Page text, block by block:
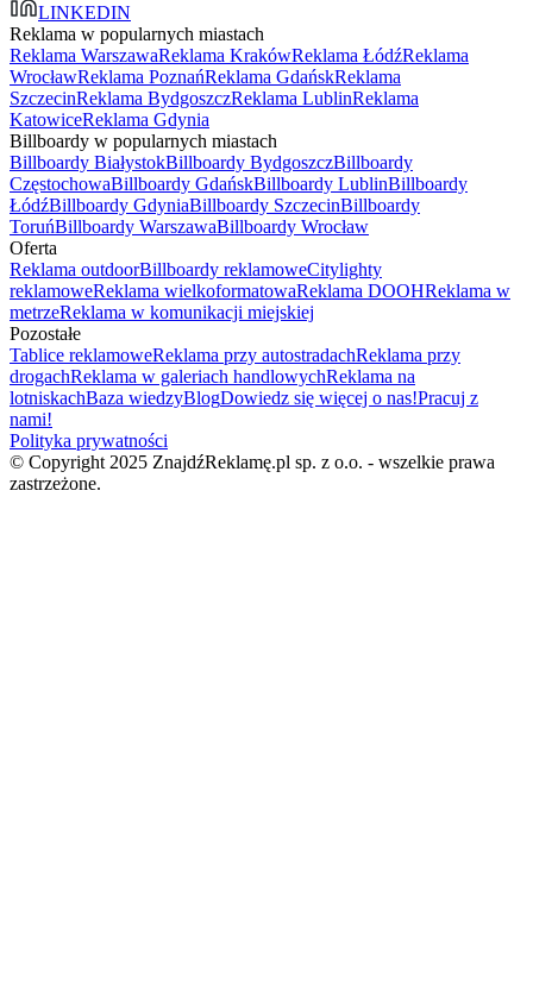
LINKEDIN
Reklama w popularnych miastach
Reklama WarszawaReklama KrakówReklama ŁódźReklama
WrocławReklama PoznańReklama GdańskReklama
SzczecinReklama BydgoszczReklama LublinReklama
KatowiceReklama Gdynia
Billboardy w popularnych miastach
Billboardy BiałystokBillboardy BydgoszczBillboardy
CzęstochowaBillboardy GdańskBillboardy LublinBillboardy
ŁódźBillboardy GdyniaBillboardy SzczecinBillboardy
ToruńBillboardy WarszawaBillboardy Wrocław
Oferta
Reklama outdoorBillboardy reklamoweCitylighty
reklamoweReklama wielkoformatowaReklama DOOHReklama w
metrzeReklama w komunikacji miejskiej
Pozostałe
Tablice reklamoweReklama przy autostradachReklama przy
drogachReklama w galeriach handlowychReklama na
lotniskachBaza wiedzyBlogDowiedz się więcej o nas!Pracuj z
nami!
Polityka prywatności
© Copyright 2025 ZnajdźReklamę.pl sp. z o.o. - wszelkie prawa
zastrzeżone.